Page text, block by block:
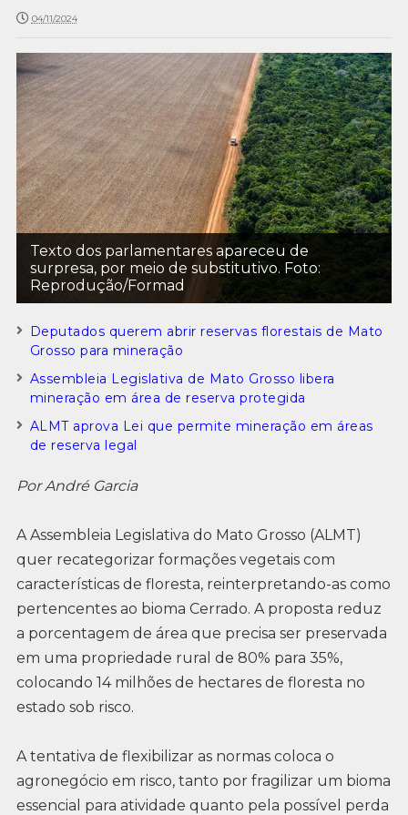
04/11/2024
Texto dos parlamentares apareceu de
surpresa, por meio de substitutivo. Foto:
Reprodução/Formad
Deputados querem abrir reservas florestais de Mato
Grosso para mineração
Assembleia Legislativa de Mato Grosso libera
mineração em área de reserva protegida
ALMT aprova Lei que permite mineração em áreas
de reserva legal
Por André Garcia
A Assembleia Legislativa do Mato Grosso (ALMT)
quer recategorizar formações vegetais com
características de floresta, reinterpretando-as como
pertencentes ao bioma Cerrado. A proposta reduz
a porcentagem de área que precisa ser preservada
em uma propriedade rural de 80% para 35%,
colocando 14 milhões de hectares de floresta no
estado sob risco.
A tentativa de flexibilizar as normas coloca o
agronegócio em risco, tanto por fragilizar um bioma
essencial para atividade quanto pela possível perda